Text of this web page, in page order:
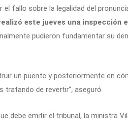
el fallo sobre la legalidad del
este jueves una inspección
pudieron fundamentar su
un puente y posteriormente en
de revertir”, aseguró.
debe emitir el tribunal, la ministra